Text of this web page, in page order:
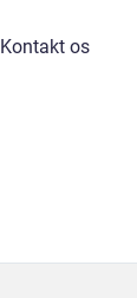
Kontakt os